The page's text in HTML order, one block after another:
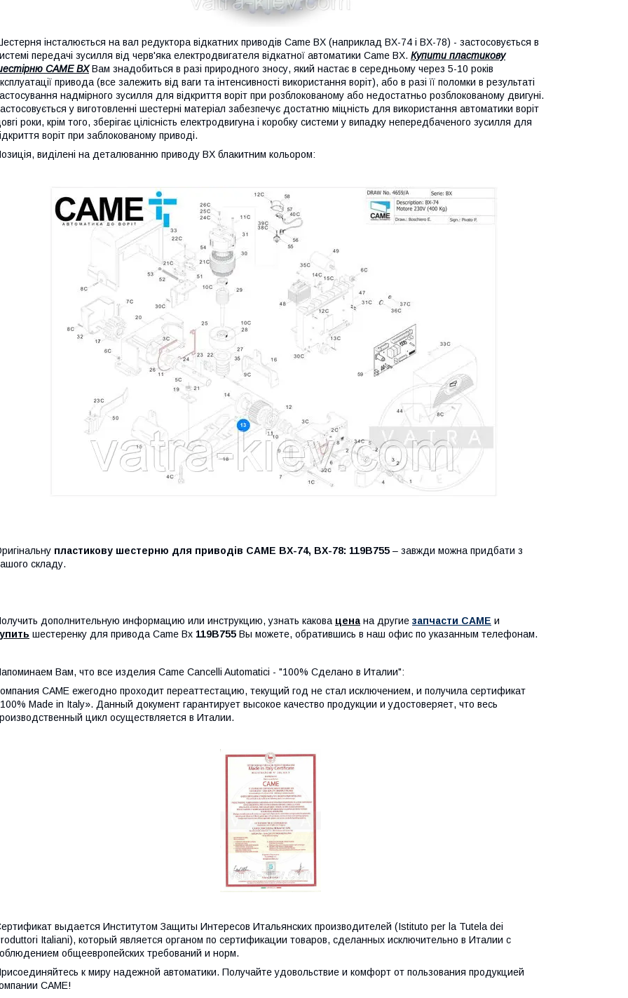
інсталюється на вал редуктора відкатних приводів Came BX (наприклад BX-74 і BX-78) - застосовується в
передачі зусилля від черв'яка електродвигателя відкатної автоматики Came BX. Купити пластикову
CAME BXВам знадобиться в разі природного зносу, який настає в середньому через 5-10 років
привода (все залежить від ваги та інтенсивності використання воріт), або в разі її поломки в результаті
надмірного зусилля для відкриття воріт при розблокованому або недостатньо розблокованому двигуні.
у виготовленні шестерні матеріал забезпечує достатню міцність для використання автоматики воріт
роки, крім того, зберігає цілісність електродвигуна і коробку системи у випадку непередбаченого зусилля для
воріт при заблокованому приводі.
виділені на деталюванню приводу BX блакитним кольором:
пластикову шестерню для приводів CAME BX-74, BX-78: 119B755 – завжди можна придбати з
складу.
дополнительную информацию или инструкцию, узнать какова цена на другие запчасти CAME и
шестеренку для привода Came Bx 119B755 Вы можете, обратившись в наш офис по указанным телефонам.
Вам, что все изделия Came Cancelli Automatici - "100% Сделано в Италии":
CAME ежегодно проходит переаттестацию, текущий год не стал исключением, и получила сертификат
Made in Italy». Данный документ гарантирует высокое качество продукции и удостоверяет, что весь
цикл осуществляется в Италии.
выдается Институтом Защиты Интересов Итальянских производителей (Istituto per la Tutela dei
Italiani), который является органом по сертификации товаров, сделанных исключительно в Италии c
общеевропейских требований и норм.
к миру надежной автоматики. Получайте удовольствие и комфорт от пользования продукцией
CAME!